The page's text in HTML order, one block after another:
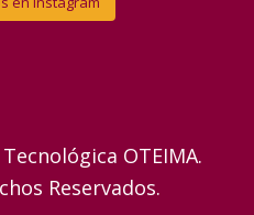
OTEIMA.
Reservados.